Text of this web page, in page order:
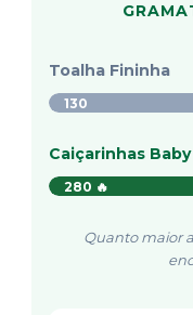
Toalha Fininha
130
Caiçarinhas Baby
280 🔥
Quanto maior